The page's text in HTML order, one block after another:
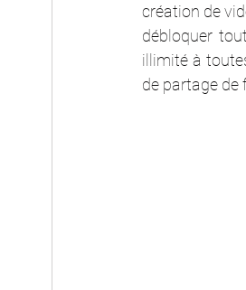
création de
débloquer
illimité à
de partage de